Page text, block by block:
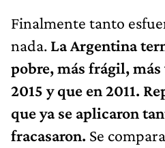
Finalmente tanto
nada. La Argentina
pobre, más frágil,
2015 y que en 2011.
que ya se aplicaron
fracasaron. Se